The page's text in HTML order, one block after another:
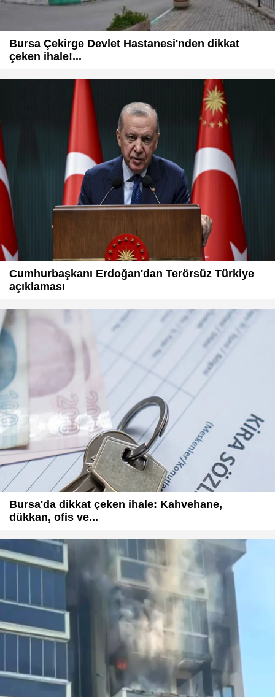
Bursa Çekirge Devlet Hastanesi'nden dikkat
çeken ihale!...
Cumhurbaşkanı Erdoğan'dan Terörsüz Türkiye
açıklaması
Bursa'da dikkat çeken ihale: Kahvehane,
dükkan, ofis ve...